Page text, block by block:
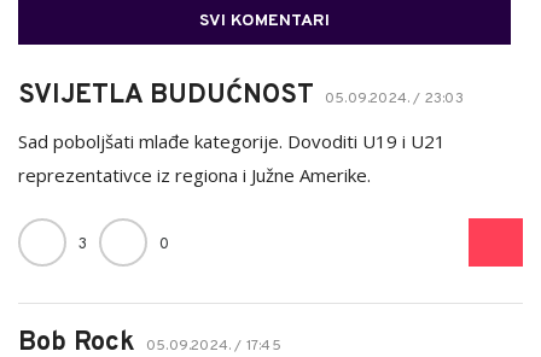
SVI KOMENTARI
SVIJETLA BUDUĆNOST 05.09.2024. / 23:03
Sad poboljšati mlađe kategorije. Dovoditi U19 i U21
reprezentativce iz regiona i Južne Amerike.
3 0
Bob Rock 05.09.2024. / 17:45